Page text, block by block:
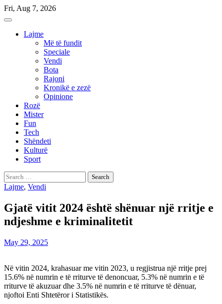
Skip
to
Fri, Aug 7, 2026
Lajme
Më të fundit
Speciale
Vendi
Bota
Rajoni
Kronikë e zezë
Opinione
Rozë
Mister
Fun
Tech
Shëndeti
Kulturë
Sport
Search
for:
Lajme, Vendi
Gjatë vitit 2024 është shënuar një rritje e
ndjeshme e kriminalitetit
May 29, 2025
Në vitin 2024, krahasuar me vitin 2023, u regjistrua një rritje prej
15.6% në numrin e të rriturve të denoncuar, 5.3% në numrin e të
rriturve të akuzuar dhe 3.5% në numrin e të rriturve të dënuar,
njoftoi Enti Shtetëror i Statistikës.